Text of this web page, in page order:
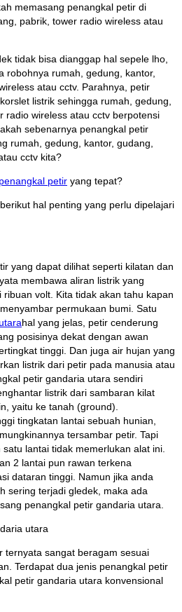
memasang penangkal petir di
pabrik, tower radio wireless atau
tidak bisa dianggap hal sepele lho,
robohnya rumah, gedung, kantor,
atau cctv. Parahnya, petir
listrik sehingga rumah, gedung,
radio wireless atau cctv berpotensi
sebenarnya penangkal petir
rumah, gedung, kantor, gudang,
cctv kita?
penangkal petir yang tepat?
hal penting yang perlu dipelajari
yang dapat dilihat seperti kilatan dan
membawa aliran listrik yang
volt. Kita tidak akan tahu kapan
permukaan bumi. Satu
hal yang jelas, petir cenderung
posisinya dekat dengan awan
tinggi. Dan juga air hujan yang
listrik dari petir pada manusia atau
petir gandaria utara sendiri
listrik dari sambaran kilat
yaitu ke tanah (ground).
tingkatan lantai sebuah hunian,
tersambar petir. Tapi
lantai tidak memerlukan alat ini.
2 lantai pun rawan terkena
dataran tinggi. Namun jika anda
sering terjadi gledek, maka ada
penangkal petir gandaria utara.
utara
ternyata sangat beragam sesuai
Terdapat dua jenis penangkal petir
petir gandaria utara konvensional